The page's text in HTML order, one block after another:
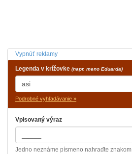
Vypnúť reklamy
Legenda v krížovke (napr. meno Eduarda)
Podrobné vyhľadávanie »
Vpisovaný výraz
Jedno neznáme písmeno nahraďte znakom